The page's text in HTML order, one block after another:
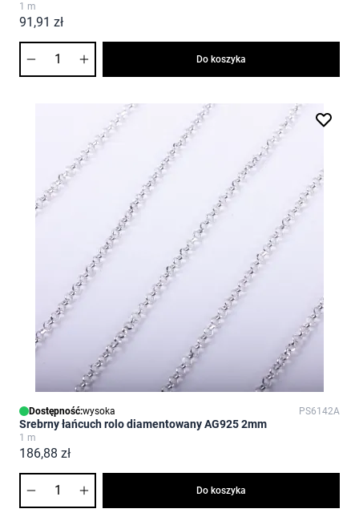
1 m
91,91 zł
Do koszyka
Dostępność:wysoka PS6142A
Srebrny łańcuch rolo diamentowany AG925 2mm
1 m
186,88 zł
Do koszyka